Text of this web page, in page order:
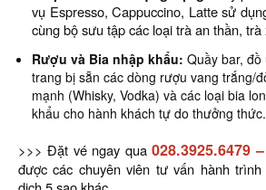
vụ Espresso, Cappuccino, Latte sử
cùng bộ sưu tập các loại trà an thần, trà
Rượu và Bia nhập khẩu: Quầy bar,
trang bị sẵn các dòng rượu vang trắng/
mạnh (Whisky, Vodka) và các loại bia
khẩu cho hành khách tự do thưởng thức.
>>> Đặt vé ngay qua 028.3925.6479–
được các chuyên viên tư vấn hành